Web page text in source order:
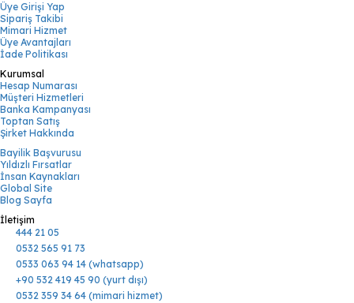
Üye Girişi Yap
Sipariş Takibi
Mimari Hizmet
Üye Avantajları
İade Politikası
Kurumsal
Hesap Numarası
Müşteri Hizmetleri
Banka Kampanyası
Toptan Satış
Şirket Hakkında
Bayilik Başvurusu
Yıldızlı Fırsatlar
İnsan Kaynakları
Global Site
Blog Sayfa
İletişim
444 21 05
0532 565 91 73
0533 063 94 14 (whatsapp)
+90 532 419 45 90 (yurt dışı)
0532 359 34 64 (mimari hizmet)